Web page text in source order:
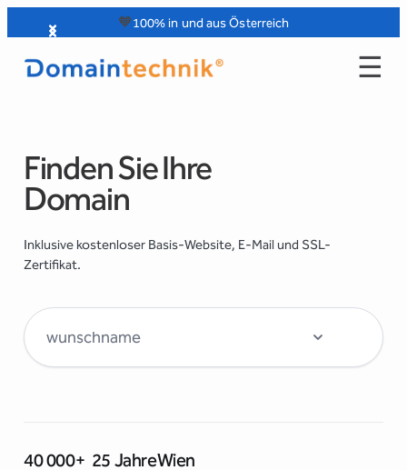
Inhalt
springen
🧡100% in und aus Österreich
☰
Finden Sie Ihre
Domain
Inklusive kostenloser Basis-Website, E-Mail und SSL-
Zertifikat.
40 000+ 25 JahreWien